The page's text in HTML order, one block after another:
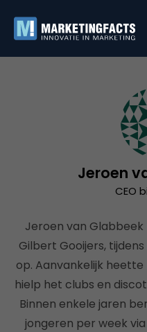
Jeroen
CEO
Jeroen van
Gilbert Gooijers,
op. Aanvankelijk
hielp het clubs en
Binnen enkele jaren
jongeren per week